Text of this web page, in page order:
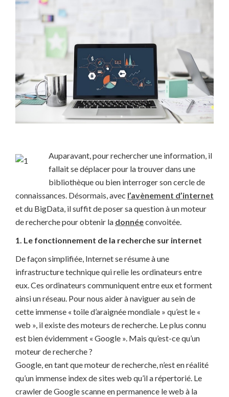
Auparavant, pour rechercher une information, il
fallait se déplacer pour la trouver dans une
bibliothèque ou bien interroger son cercle de
connaissances. Désormais, avec l’avènement d’internet
et du BigData, il suffit de poser sa question à un moteur
de recherche pour obtenir la donnéeconvoitée.
1. Le fonctionnement de la recherche sur internet
De façon simplifiée, Internet se résume à une
infrastructure technique qui relie les ordinateurs entre
eux. Ces ordinateurs communiquent entre eux et forment
ainsi un réseau. Pour nous aider à naviguer au sein de
cette immense « toile d’araignée mondiale » qu’est le «
web », il existe des moteurs de recherche. Le plus connu
est bien évidemment « Google ». Mais qu’est-ce qu’un
moteur de recherche ?
Google, en tant que moteur de recherche, n’est en réalité
qu’un immense index de sites web qu’il a répertorié. Le
crawler de Google scanne en permanence le web à la